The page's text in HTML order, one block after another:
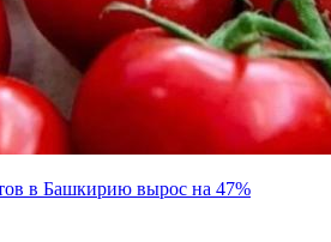
в Башкирию вырос на 47%